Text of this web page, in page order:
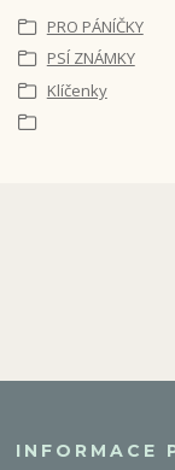
PRO PÁNÍČKY
PSÍ ZNÁMKY
Klíčenky
INFORMACE